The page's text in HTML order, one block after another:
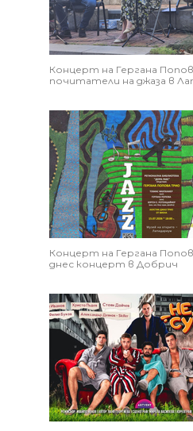
Концерт на Гергана
почитатели на джаза в
Концерт на Гергана
днес концерт в Добрич